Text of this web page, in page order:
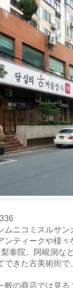
ムニコミスルサ
ンティークや様
泰院、阿峴洞な
できた古美術街
般の商店では見